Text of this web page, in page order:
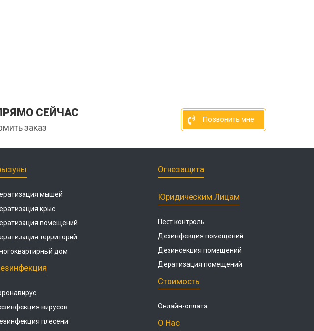
СЕЙЧАС
заказ
Позвонить мне
мышей
крыс
помещений
территорий
дом
вирусов
плесени
Огнезащита
Юридическим Лицам
Пест контроль
Дезинфекция помещений
Дезинсекция помещений
Дератизация помещений
Стоимость
Онлайн-оплата
О Нас